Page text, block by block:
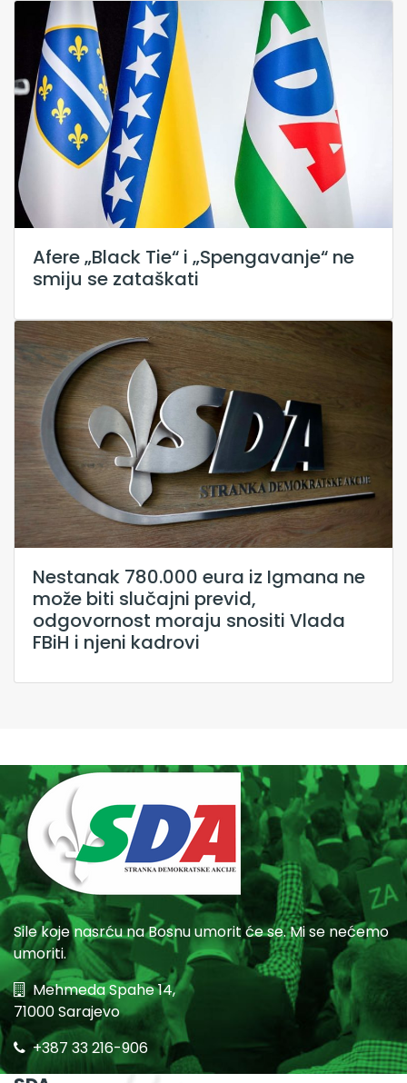
Afere „Black Tie“ i „Spengavanje“ ne
smiju se zataškati
Nestanak 780.000 eura iz Igmana ne
može biti slučajni previd,
odgovornost moraju snositi Vlada
FBiH i njeni kadrovi
Sile koje nasrću na Bosnu umorit će se. Mi se nećemo
umoriti.
Mehmeda Spahe 14,
71000 Sarajevo
+387 33 216-906